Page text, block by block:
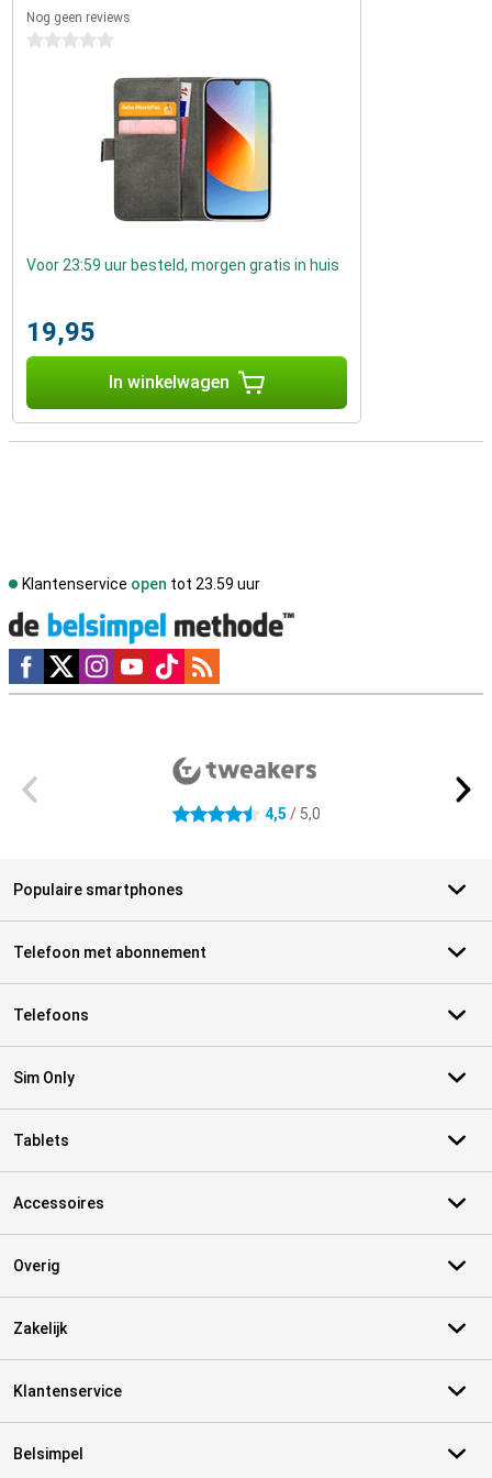
Nog geen reviews
0 sterren
Voor 23:59 uur besteld, morgen gratis in huis
19,95
In winkelwagen
Klantenservice open tot 23.59 uur
Social media
4.5 sterren 4,5 / 5,0
Populaire smartphones
Telefoon met abonnement
Telefoons
Sim Only
Tablets
Accessoires
Overig
Zakelijk
Klantenservice
Belsimpel